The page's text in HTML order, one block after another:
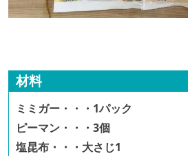
材料
ミミガー・・・1パック
ピーマン・・・3個
塩昆布・・・大さじ1